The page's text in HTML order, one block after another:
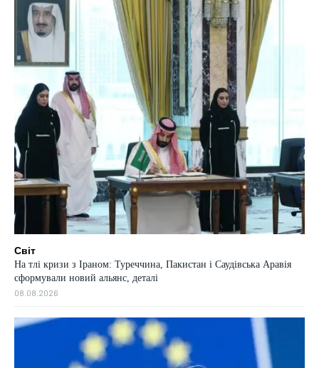
Світ
На тлі кризи з Іраном: Туреччина, Пакистан і Саудівська Аравія
сформували новий альянс, деталі
08.08.2026